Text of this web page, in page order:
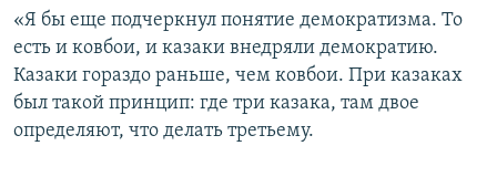
«Я бы еще подчеркнул понятие демократизма. То
есть и ковбои, и казаки внедряли демократию.
Казаки гораздо раньше, чем ковбои. При казаках
был такой принцип: где три казака, там двое
определяют, что делать третьему.